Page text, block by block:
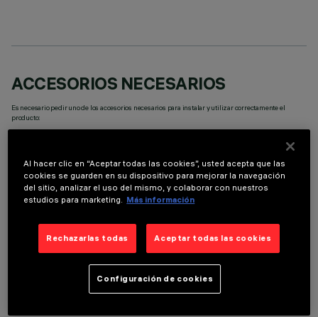
ACCESORIOS NECESARIOS
Es necesario pedir uno de los accesorios necesarios para instalar y utilizar correctamente el
producto:
COMPONENTES OPCIONALES
Al hacer clic en “Aceptar todas las cookies”, usted acepta que las
cookies se guarden en su dispositivo para mejorar la navegación
del sitio, analizar el uso del mismo, y colaborar con nuestros
estudios para marketing. Más información
Rechazarlas todas Aceptar todas las cookies
Configuración de cookies